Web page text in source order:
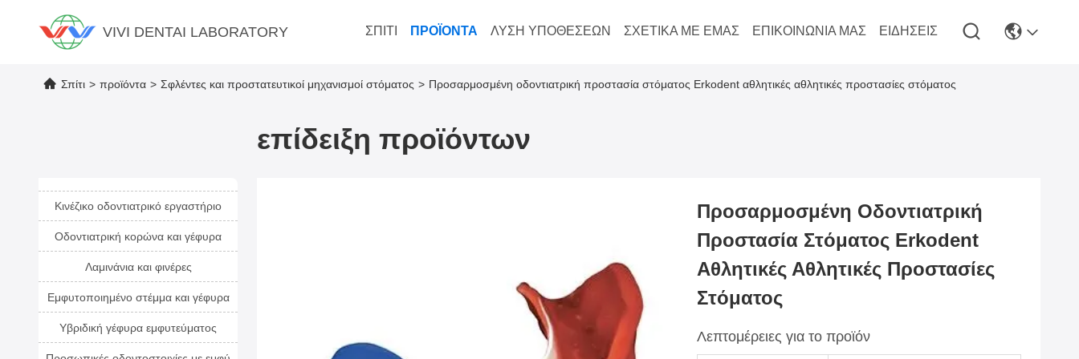
VIVI DENTAI LABORATORY ΣΠΊΤΙ ΠΡΟΪΌΝΤΑ ΛΎΣΗ ΥΠΟΘΈΣΕΩΝ ΣΧΕΤΙΚΆ ΜΕ ΕΜΆΣ ΕΠΙΚΟΙΝΩΝΊΑ ΜΑΣ ΕΙΔΉΣΕΙΣ
Σπίτι > προϊόντα > Σφλέντες και προστατευτικοί μηχανισμοί στόματος > Προσαρμοσμένη οδοντιατρική προστασία στόματος Erkodent αθλητικές αθλητικές προστασίες στόματος
επίδειξη προϊόντων
Κινέζικο οδοντιατρικό εργαστήριο
Οδοντιατρική κορώνα και γέφυρα
Λαμινάνια και φινέρες
Εμφυτοποιημένο στέμμα και γέφυρα
Υβριδική γέφυρα εμφυτεύματος
Προσαρμοσμένη Οδοντιατρική
Προστασία Στόματος Erkodent
Αθλητικές Αθλητικές Προστασίες
Στόματος
Λεπτομέρειες για το προϊόν